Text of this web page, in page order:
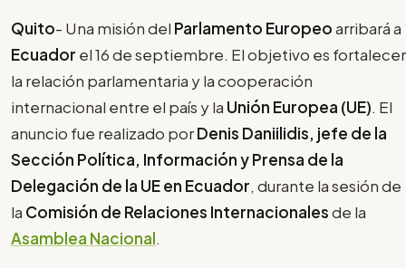
Quito- Una misión del Parlamento Europeoarribará a
Ecuador el 16 de septiembre. El objetivo es fortalecer
la relación parlamentaria y la cooperación
internacional entre el país y la Unión Europea (UE). El
anuncio fue realizado porDenis Daniilidis, jefe de la
Sección Política, Información y Prensa de la
Delegación de la UE en Ecuador, durante la sesión de
la Comisión de Relaciones Internacionalesde la
Asamblea Nacional.